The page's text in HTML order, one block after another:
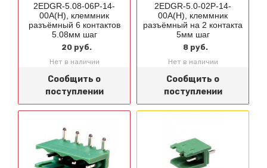
2EDGR-5.08-06P-14-
00A(H), клеммник
разъёмный 6 контактов
5.08мм шаг
20 руб.
Нет в наличии
Сообщить о
поступлении
2EDGR-5.0-02P-14-
00A(H), клеммник
разъёмный на 2 контакта
5мм шаг
8 руб.
Нет в наличии
Сообщить о
поступлении